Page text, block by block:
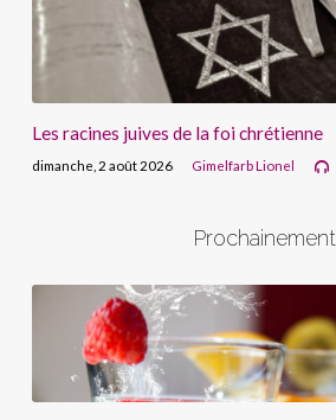
Les racines juives de la foi chrétienne
dimanche, 2 août 2026 Gimelfarb Lionel
Prochainement